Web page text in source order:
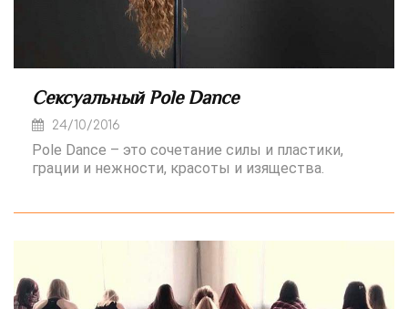
Сексуальный Pole Dance
24/10/2016
Pole Dance – это сочетание силы и пластики,
грации и нежности, красоты и изящества.